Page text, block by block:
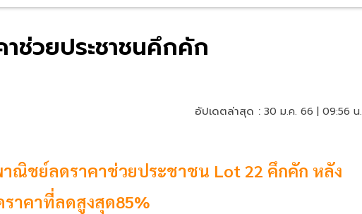
ช่วยประชาชนคึกคัก
อัปเดตล่าสุด : 30 ม.ค. 66 | 09:56 น.
ณิชย์ลดราคาช่วยประชาชน Lot 22 คึกคัก หลัง
ราคาที่ลดสูงสุด85%